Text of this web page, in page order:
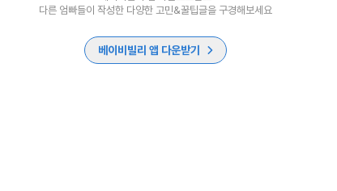
다른 엄빠들이 작성한 다양한 고민&꿀팁글을 구경해보세요
베이비빌리 앱 다운받기